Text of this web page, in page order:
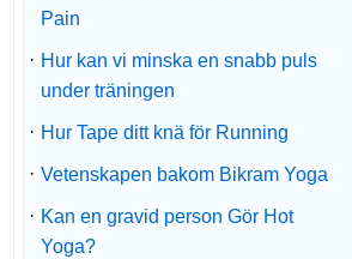
Pain
· Hur kan vi minska en snabb puls
under träningen
· Hur Tape ditt knä för Running
· Vetenskapen bakom Bikram Yoga
· Kan en gravid person Gör Hot
Yoga?